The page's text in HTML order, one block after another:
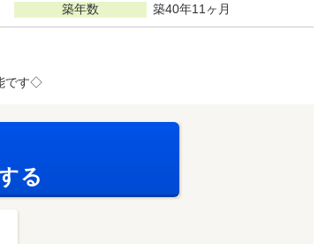
築年数 築40年11ヶ月
です◇
る